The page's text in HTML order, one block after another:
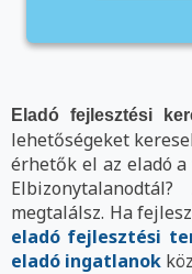
Eladó fejlesztési
lehetőségeket
érhetők el az eladó
megtalálsz. Ha
eladó fejlesztési
eladó ingatlanok